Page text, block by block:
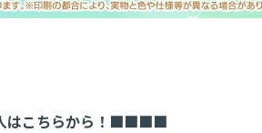
こちらから！■■■■